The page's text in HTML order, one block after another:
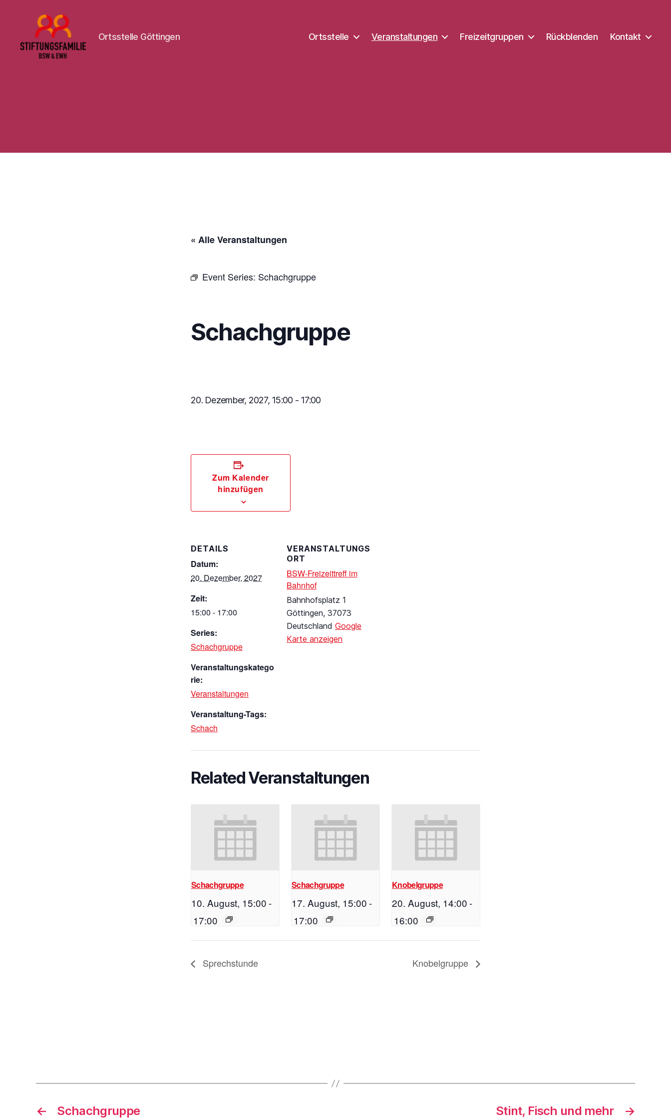
Ortsstelle Göttingen Ortsstelle Veranstaltungen Freizeitgruppen Rückblenden Kontakt
« Alle Veranstaltungen
Event Series: Schachgruppe
Schachgruppe
20. Dezember, 2027, 15:00 - 17:00
Zum Kalender
hinzufügen
DETAILS
Datum:
20. Dezember, 2027
Zeit:
15:00 - 17:00
Series:
Schachgruppe
Veranstaltungskatego
rie:
Veranstaltungen
Veranstaltung-Tags:
Schach
VERANSTALTUNGS
ORT
BSW-Freizeittreff im
Bahnhof
Bahnhofsplatz 1
Göttingen, 37073
Deutschland Google
Karte anzeigen
Related Veranstaltungen
Schachgruppe
10. August, 15:00-
17:00
Schachgruppe
17. August, 15:00-
17:00
Knobelgruppe
20. August, 14:00-
16:00
Sprechstunde Knobelgruppe
← Schachgruppe →
Stint, Fisch und mehr